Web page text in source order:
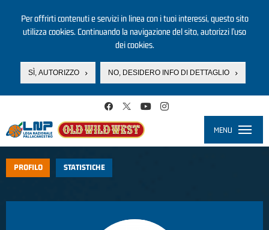
Per offrirti contenuti e servizi in linea con i tuoi interessi, questo sito
utilizza cookies. Continuando la navigazione del sito, autorizzi l’uso
dei cookies.
SÌ, AUTORIZZO NO, DESIDERO INFO DI DETTAGLIO
MENU
PROFILO STATISTICHE